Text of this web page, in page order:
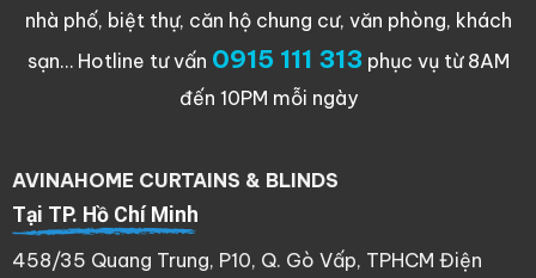
nhà phố, biệt thự, căn hộ chung cư, văn phòng, khách
sạn… Hotline tư vấn 0915 111 313phục vụ từ 8AM
đến 10PM mỗi ngày
AVINAHOME CURTAINS & BLINDS
Tại TP. Hồ Chí Minh
458/35 Quang Trung, P10, Q. Gò Vấp, TPHCM Điện